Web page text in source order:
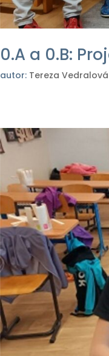
0.A a 0.B:
autor: Tereza Vedralová